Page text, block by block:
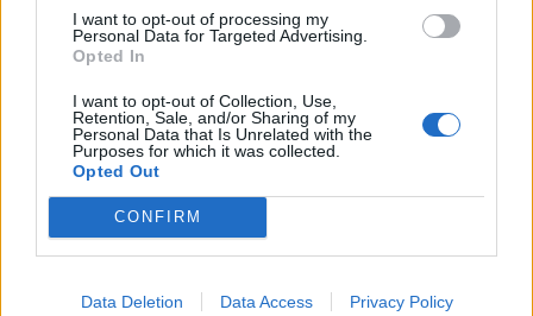
I want to opt-out of processing my
Personal Data for Targeted Advertising.
Opted In
I want to opt-out of Collection, Use,
Retention, Sale, and/or Sharing of my
Personal Data that Is Unrelated with the
Purposes for which it was collected.
Opted Out
CONFIRM
Data Deletion Data Access Privacy Policy
32° GIORNATA (18/4/2027)
- Monza-Inter
Serie A 2026/27, Roma e Lazio contro
il Frosinone